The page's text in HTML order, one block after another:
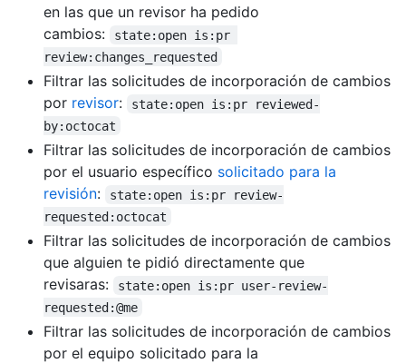
en las que un revisor ha pedido
cambios:
state:open is:pr
review:changes_requested
Filtrar las solicitudes de incorporación de cambios
por revisor:
state:open is:pr reviewed-
by:octocat
Filtrar las solicitudes de incorporación de cambios
por el usuario específico solicitado para la
revisión:
state:open is:pr review-
requested:octocat
Filtrar las solicitudes de incorporación de cambios
que alguien te pidió directamente que
revisaras:
state:open is:pr user-review-
requested:@me
Filtrar las solicitudes de incorporación de cambios
por el equipo solicitado para la